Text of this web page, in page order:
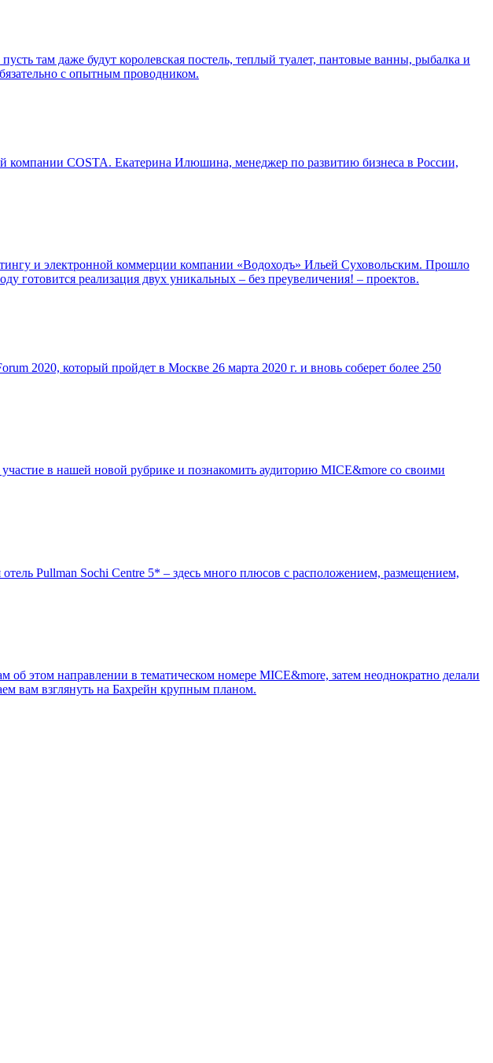
там даже будут королевская постель, теплый туалет, пантовые ванны, рыбалка и
с опытным проводником.
компании COSTA. Екатерина Илюшина, менеджер по развитию бизнеса в России,
и электронной коммерции компании «Водоходъ» Ильей Суховольским. Прошло
готовится реализация двух уникальных – без преувеличения! – проектов.
2020, который пройдет в Москве 26 марта 2020 г. и вновь соберет более 250
в нашей новой рубрике и познакомить аудиторию MICE&more со своими
Pullman Sochi Centre 5* – здесь много плюсов с расположением, размещением,
этом направлении в тематическом номере MICE&more, затем неоднократно делали
вам взглянуть на Бахрейн крупным планом.